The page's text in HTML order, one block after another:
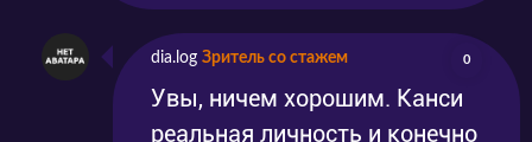
dia.log Зритель со стажем 0
Увы, ничем хорошим. Канси
реальная личность и конечно